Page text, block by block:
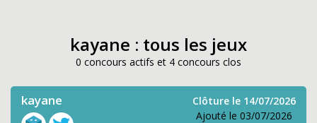
kayane : tous les jeux
0 concours actifs et 4 concours clos
kayane
Clôture le 14/07/2026
Ajouté le 03/07/2026